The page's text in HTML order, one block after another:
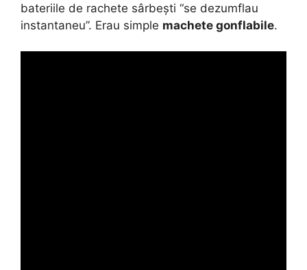
bateriile de rachete sârbești “se dezumflau
instantaneu”. Erau simple machete gonflabile.